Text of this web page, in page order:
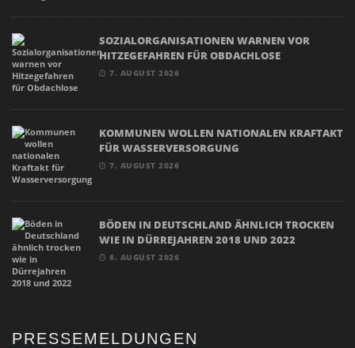
SOZIALORGANISATIONEN WARNEN VOR
HITZEGEFAHREN FÜR OBDACHLOSE
7. AUGUST 2026
KOMMUNEN WOLLEN NATIONALEN KRAFTAKT
FÜR WASSERVERSORGUNG
7. AUGUST 2026
BÖDEN IN DEUTSCHLAND ÄHNLICH TROCKEN
WIE IN DÜRREJAHREN 2018 UND 2022
6. AUGUST 2026
PRESSEMELDUNGEN